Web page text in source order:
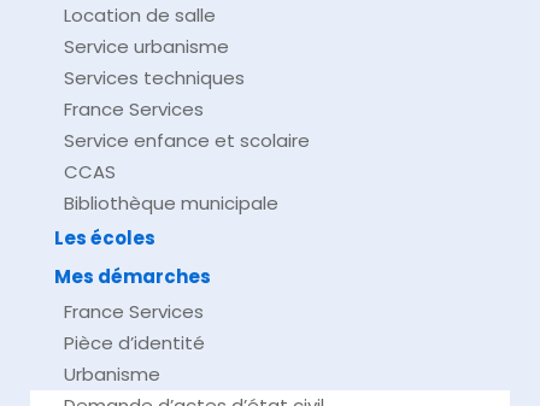
Location de salle
Service urbanisme
Services techniques
France Services
Service enfance et scolaire
CCAS
Bibliothèque municipale
Les écoles
Mes démarches
France Services
Pièce d’identité
Urbanisme